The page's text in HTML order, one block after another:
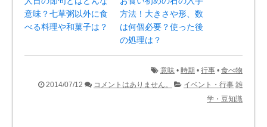
意味？七草粥以外に食
べる料理や和菓子は？
方法！大きさや形、数
は何個必要？使った後
の処理は？
意味 • 時期 • 行事 • 食べ物
2014/07/12
コメントはありません。 イベント・行事 雑
学・豆知識